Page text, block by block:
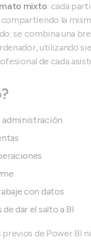
mixto: cada
compartiendo la
se combina una
utilizando
de cada
administración
con datos
dar el salto a BI
de Power BI